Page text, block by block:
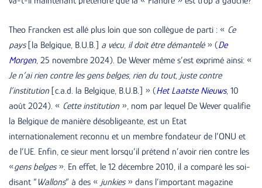
Theo Francken est allé plus loin que son collègue de parti : « Ce
pays[la Belgique, B.U.B.] a vécu, il doit être démantelé» (De
Morgen, 25 novembre 2024). De Wever même s’est exprimé ainsi: «
Je n’ai rien contre les gens belges, rien du tout, juste contre
l’institution [c.a.d. la Belgique, B.U.B.] » (Het Laatste Nieuws, 10
août 2024). « Cette institution », nom par lequel De Wever qualifie
la Belgique de manière désobligeante, est un Etat
internationalement reconnu et un membre fondateur de l’ONU et
de l’UE. Enfin, ce sieur ment lorsqu’il prétend n’avoir rien contre les
«gens belges». En effet, le 12 décembre 2010, il a comparé les soi-
disant “ Wallons” à des « junkies» dans l’important magazine